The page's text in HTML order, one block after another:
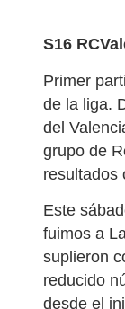
S16
Primer
de la liga.
del
grupo de
resultados
Este
fuimos a
suplieron
reducido
desde el